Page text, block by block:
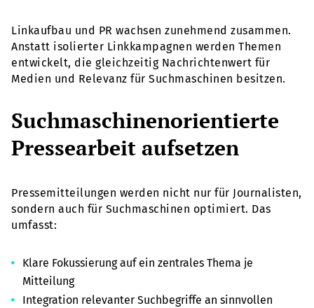
Linkaufbau und PR wachsen zunehmend zusammen.
Anstatt isolierter Linkkampagnen werden Themen
entwickelt, die gleichzeitig Nachrichtenwert für
Medien und Relevanz für Suchmaschinen besitzen.
Suchmaschinenorientierte
Pressearbeit aufsetzen
Pressemitteilungen werden nicht nur für Journalisten,
sondern auch für Suchmaschinen optimiert. Das
umfasst:
Klare Fokussierung auf ein zentrales Thema je
Mitteilung
Integration relevanter Suchbegriffe an sinnvollen